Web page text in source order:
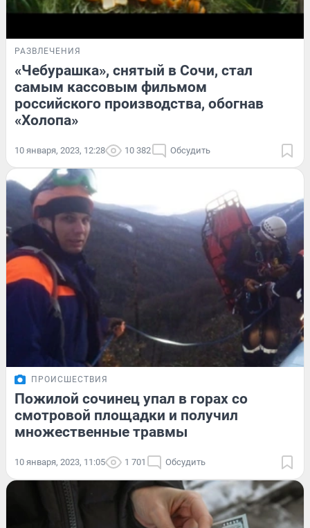
РАЗВЛЕЧЕНИЯ
«Чебурашка», снятый в Сочи, стал
самым кассовым фильмом
российского производства, обогнав
«Холопа»
10 января, 2023, 12:28 10 382 Обсудить
ПРОИСШЕСТВИЯ
Пожилой сочинец упал в горах со
смотровой площадки и получил
множественные травмы
10 января, 2023, 11:05 1 701 Обсудить